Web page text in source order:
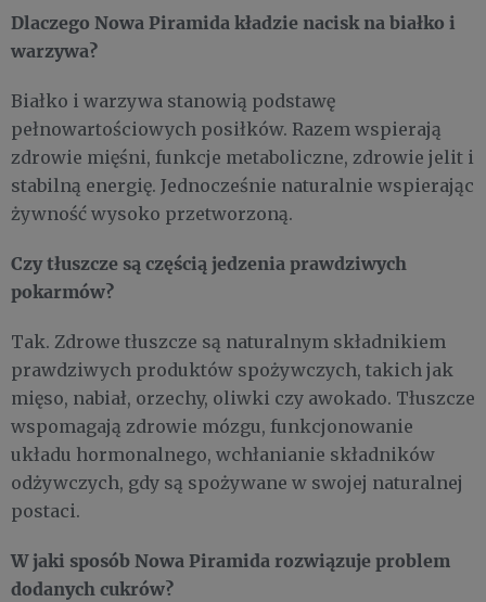
Dlaczego Nowa Piramida kładzie nacisk na białko i
warzywa?
Białko i warzywa stanowią podstawę
pełnowartościowych posiłków. Razem wspierają
zdrowie mięśni, funkcje metaboliczne, zdrowie jelit i
stabilną energię. Jednocześnie naturalnie wspierając
żywność wysoko przetworzoną.
Czy tłuszcze są częścią jedzenia prawdziwych
pokarmów?
Tak. Zdrowe tłuszcze są naturalnym składnikiem
prawdziwych produktów spożywczych, takich jak
mięso, nabiał, orzechy, oliwki czy awokado. Tłuszcze
wspomagają zdrowie mózgu, funkcjonowanie
układu hormonalnego, wchłanianie składników
odżywczych, gdy są spożywane w swojej naturalnej
postaci.
W jaki sposób Nowa Piramida rozwiązuje problem
dodanych cukrów?